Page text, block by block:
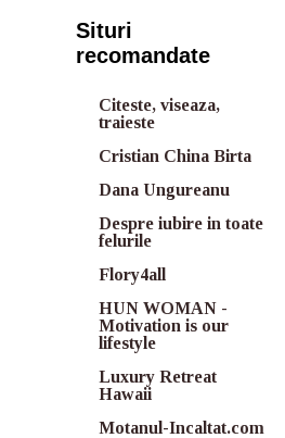
Situri
recomandate
Citeste, viseaza,
traieste
Cristian China Birta
Dana Ungureanu
Despre iubire in toate
felurile
Flory4all
HUN WOMAN -
Motivation is our
lifestyle
Luxury Retreat
Hawaii
Motanul-Incaltat.com